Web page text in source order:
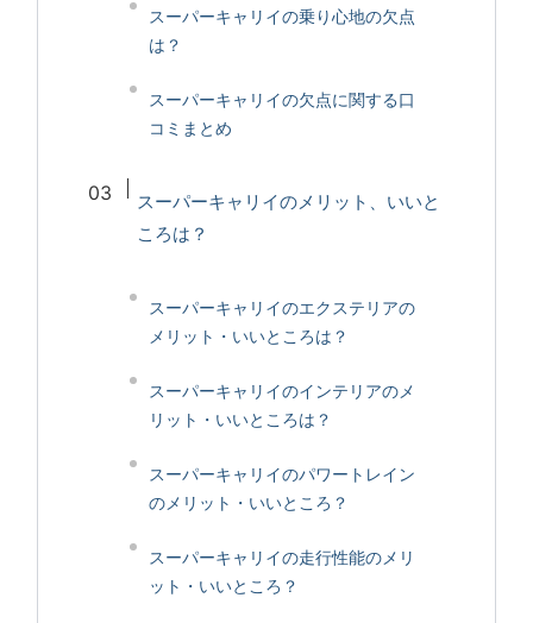
スーパーキャリイの乗り心地の欠点
は？
スーパーキャリイの欠点に関する口
コミまとめ
スーパーキャリイのメリット、いいと
ころは？
スーパーキャリイのエクステリアの
メリット・いいところは？
スーパーキャリイのインテリアのメ
リット・いいところは？
スーパーキャリイのパワートレイン
のメリット・いいところ？
スーパーキャリイの走行性能のメリ
ット・いいところ？